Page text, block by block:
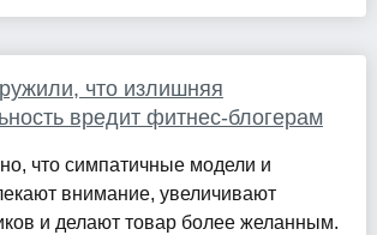
что излишняя
вредит фитнес-блогерам
что симпатичные модели и
внимание, увеличивают
и делают товар более желанным.